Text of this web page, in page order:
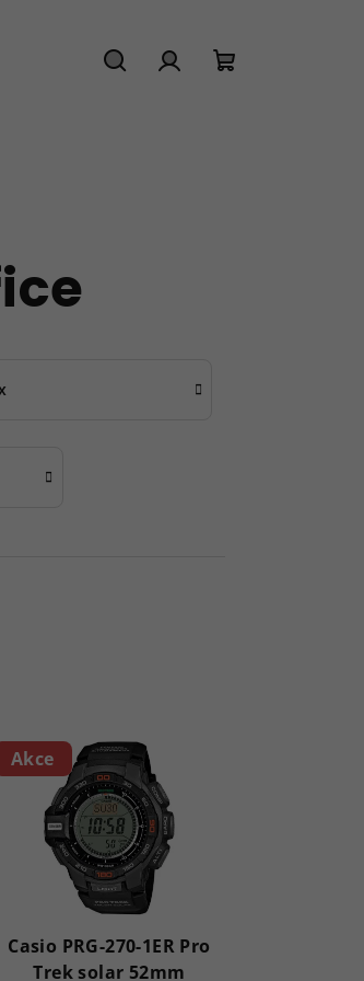
Akce
Casio PRG-270-1ER Pro
Trek solar 52mm